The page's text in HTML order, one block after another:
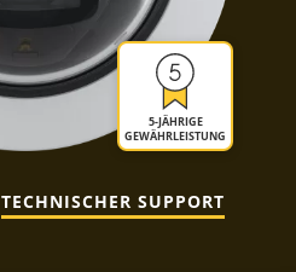
5-JÄHRIGE
GEWÄHRLEISTUNG
TECHNISCHER SUPPORT